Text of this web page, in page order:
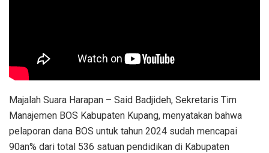
Majalah Suara Harapan – Said Badjideh, Sekretaris Tim
Manajemen BOS Kabupaten Kupang, menyatakan bahwa
pelaporan dana BOS untuk tahun 2024 sudah mencapai
90an% dari total 536 satuan pendidikan di Kabupaten